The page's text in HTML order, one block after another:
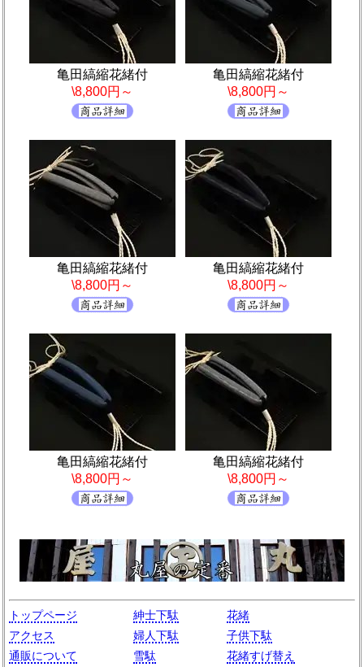
亀田縞縮花緒付
\8,800円～
亀田縞縮花緒付
\8,800円～
亀田縞縮花緒付
\8,800円～
亀田縞縮花緒付
\8,800円～
亀田縞縮花緒付
\8,800円～
亀田縞縮花緒付
\8,800円～
トップページ
アクセス
通販について
紳士下駄
婦人下駄
雪駄
花緒
子供下駄
花緒すげ替え